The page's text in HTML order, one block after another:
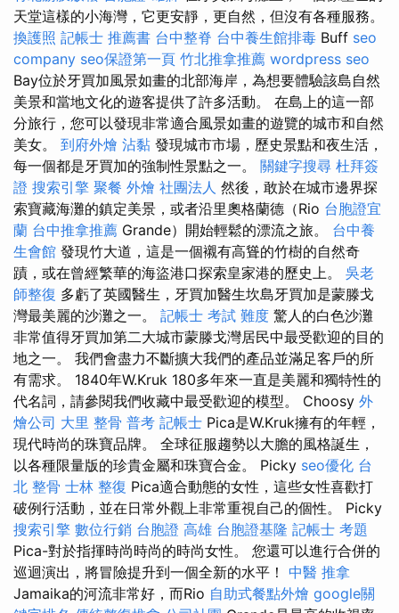
天堂這樣的小海灣，它更安靜，更自然，但沒有各種服務。
換護照 記帳士 推薦書 台中整脊 台中養生館排毒 Buff seo
company seo保證第一頁 竹北推拿推薦 wordpress seo
Bay位於牙買加風景如畫的北部海岸，為想要體驗該島自然
美景和當地文化的遊客提供了許多活動。 在島上的這一部
分旅行，您可以發現非常適合風景如畫的遊覽的城市和自然
美女。 到府外燴 沾黏 發現城市市場，歷史景點和夜生活，
每一個都是牙買加的強制性景點之一。 關鍵字搜尋 杜拜簽
證 搜索引擎 聚餐 外燴 社團法人 然後，敢於在城市邊界探
索寶藏海灘的鎮定美景，或者沿里奧格蘭德（Rio 台胞證宜
蘭 台中推拿推薦 Grande）開始輕鬆的漂流之旅。 台中養
生會館 發現竹大道，這是一個襯有高聳的竹樹的自然奇
蹟，或在曾經繁華的海盜港口探索皇家港的歷史上。 吳老
師整復 多虧了英國醫生，牙買加醫生坎島牙買加是蒙滕戈
灣最美麗的沙灘之一。 記帳士 考試 難度 驚人的白色沙灘
非常值得牙買加第二大城市蒙滕戈灣居民中最受歡迎的目的
地之一。 我們會盡力不斷擴大我們的產品並滿足客戶的所
有需求。 1840年W.Kruk 180多年來一直是美麗和獨特性的
代名詞，請參閱我們收藏中最受歡迎的模型。 Choosy 外
燴公司 大里 整骨 普考 記帳士 Pica是W.Kruk擁有的年輕，
現代時尚的珠寶品牌。 全球征服趨勢以大膽的風格誕生，
以各種限量版的珍貴金屬和珠寶合金。 Picky seo優化 台
北 整骨 士林 整復 Pica適合動態的女性，這些女性喜歡打
破例行活動，並在日常外觀上非常重視自己的個性。 Picky
搜索引擎 數位行銷 台胞證 高雄 台胞證基隆 記帳士 考題
Pica-對於指揮時尚時尚的時尚女性。 您還可以進行合併的
巡迴演出，將冒險提升到一個全新的水平！ 中醫 推拿
Jamaika的河流非常好，而Rio 自助式餐點外燴 google關